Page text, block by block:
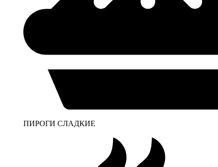
ПИРОГИ СЛАДКИЕ